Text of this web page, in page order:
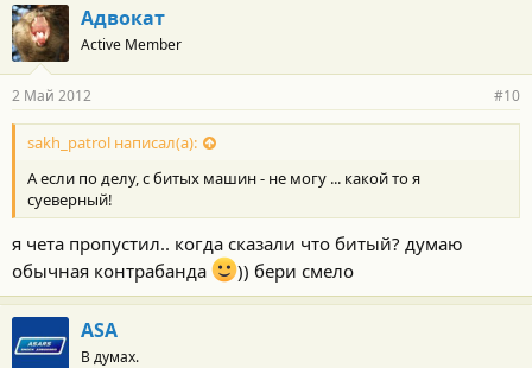
Адвокат
Active Member
2 Май 2012 #10
sakh_patrol написал(а):
А если по делу, с битых машин - не могу ... какой то я
суеверный!
я чета пропустил.. когда сказали что битый? думаю
обычная контрабанда
)) бери смело
ASA
В думах.